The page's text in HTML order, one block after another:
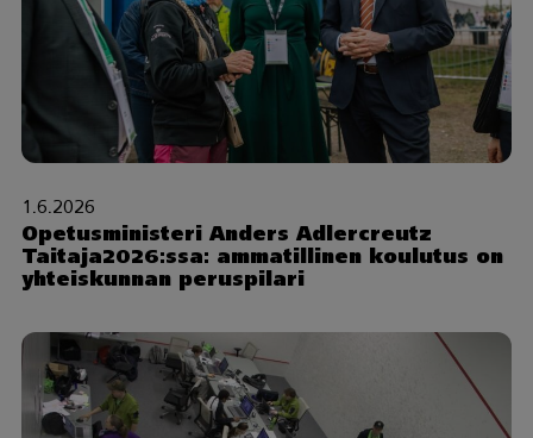
1.6.2026
Opetusministeri Anders Adlercreutz
Taitaja2026:ssa: ammatillinen koulutus on
yhteiskunnan peruspilari